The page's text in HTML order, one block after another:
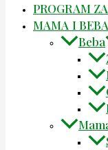
PROGRAM
MAMA I
Beba